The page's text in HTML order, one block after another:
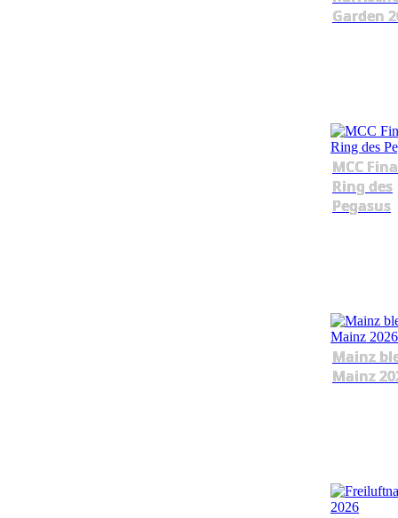
Garden
MCC
Ring des
Pegasus
Mainz
Mainz